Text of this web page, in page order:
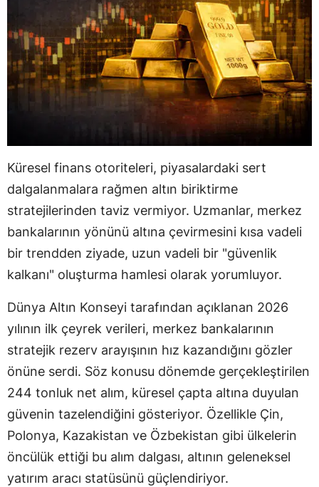
Küresel finans otoriteleri, piyasalardaki sert
dalgalanmalara rağmen altın biriktirme
stratejilerinden taviz vermiyor. Uzmanlar, merkez
bankalarının yönünü altına çevirmesini kısa vadeli
bir trendden ziyade, uzun vadeli bir "güvenlik
kalkanı" oluşturma hamlesi olarak yorumluyor.
Dünya Altın Konseyi tarafından açıklanan 2026
yılının ilk çeyrek verileri, merkez bankalarının
stratejik rezerv arayışının hız kazandığını gözler
önüne serdi. Söz konusu dönemde gerçekleştirilen
244 tonluk net alım, küresel çapta altına duyulan
güvenin tazelendiğini gösteriyor. Özellikle Çin,
Polonya, Kazakistan ve Özbekistan gibi ülkelerin
öncülük ettiği bu alım dalgası, altının geleneksel
yatırım aracı statüsünü güçlendiriyor.